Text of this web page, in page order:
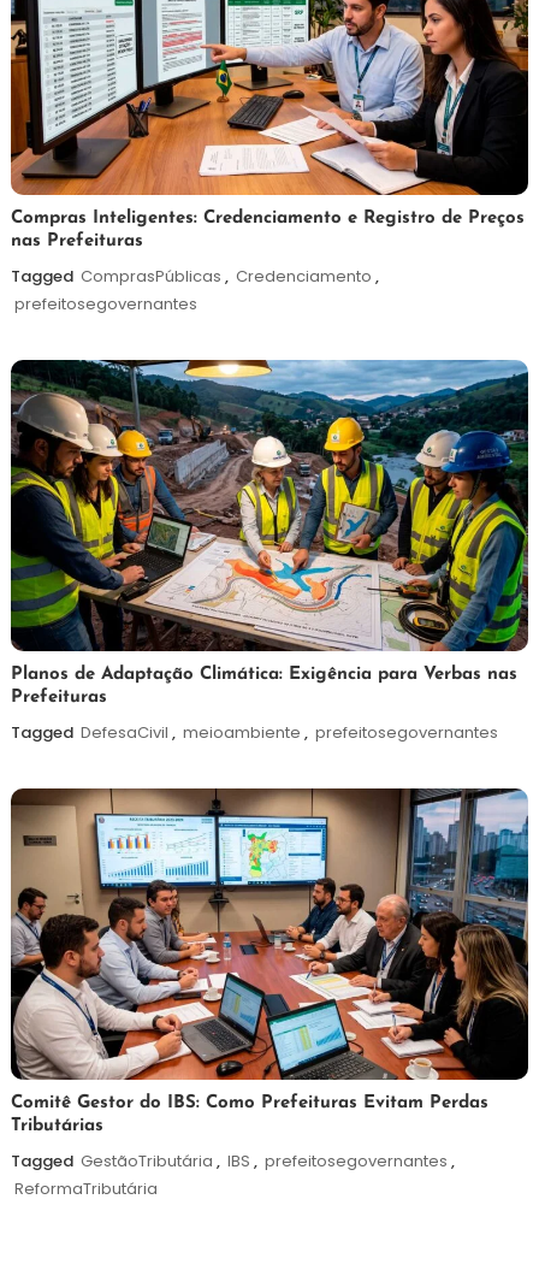
6
de
agosto
de
Redação
Compras Inteligentes: Credenciamento e Registro de Preços
nas Prefeituras
Tagged ComprasPúblicas , Credenciamento ,
prefeitosegovernantes
5
de
agosto
Redação
Planos de Adaptação Climática: Exigência para Verbas nas
Prefeituras
Tagged DefesaCivil , meioambiente , prefeitosegovernantes
4
de
agosto
de
Redação
Comitê Gestor do IBS: Como Prefeituras Evitam Perdas
Tributárias
Tagged GestãoTributária , IBS , prefeitosegovernantes ,
ReformaTributária